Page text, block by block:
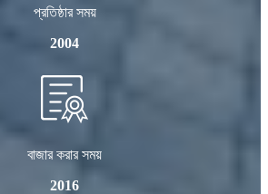
প্রতিষ্ঠার সময়
2004
বাজার করার সময়
2016